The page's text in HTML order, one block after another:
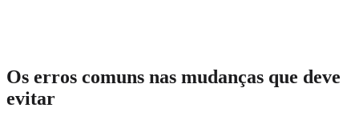
Os erros comuns nas mudanças que deve
evitar